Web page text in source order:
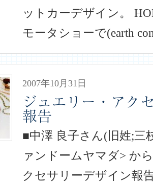
ットカーデザイン。
モータショーで(earth
2007年10月31日
ジュエリー・アク
報告
■中澤 良子さん(旧姓;三
ァンドームヤマダ> か
クセサリーデザイン報